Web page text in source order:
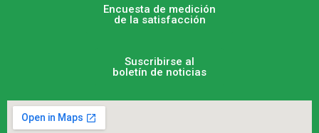
Encuesta de medición
de la satisfacción
Suscribirse al
boletín de noticias